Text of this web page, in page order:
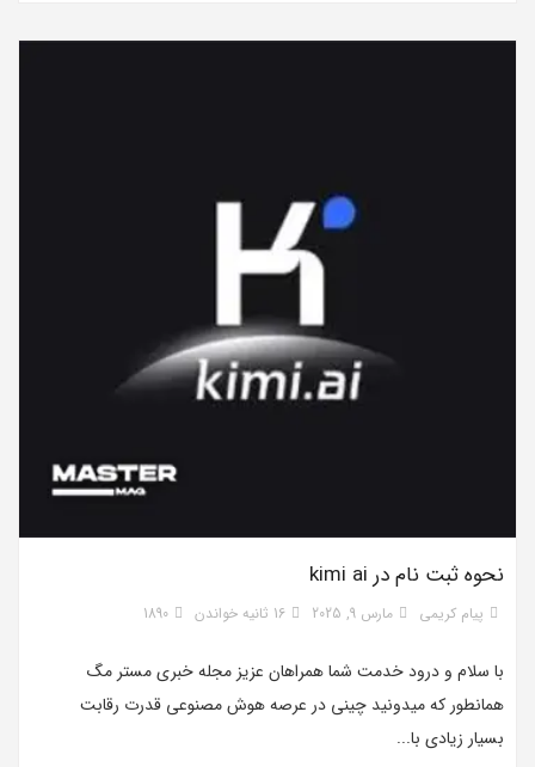
نحوه ثبت نام در kimi ai
پیام کریمی مارس 9, 2025 16 ثانیه خواندن 1890
با سلام و درود خدمت شما همراهان عزیز مجله خبری مستر مگ
همانطور که میدونید چینی در عرصه هوش مصنوعی قدرت رقابت
بسیار زیادی با...